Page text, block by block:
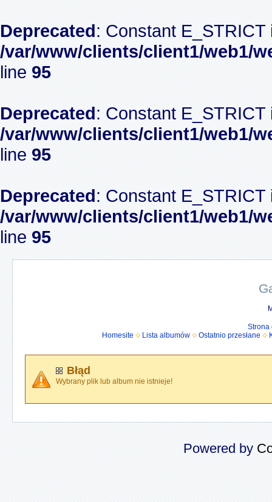
Deprecated: Constant
/var/www/clients/client1/web1/
line 95
Deprecated: Constant
/var/www/clients/client1/web1/
line 95
Deprecated: Constant
/var/www/clients/client1/web1/
line 95
Strona
Homesite
Lista albumów Ostatnio przesłane
Błąd
Wybrany plik lub album nie istnieje!
Powered by